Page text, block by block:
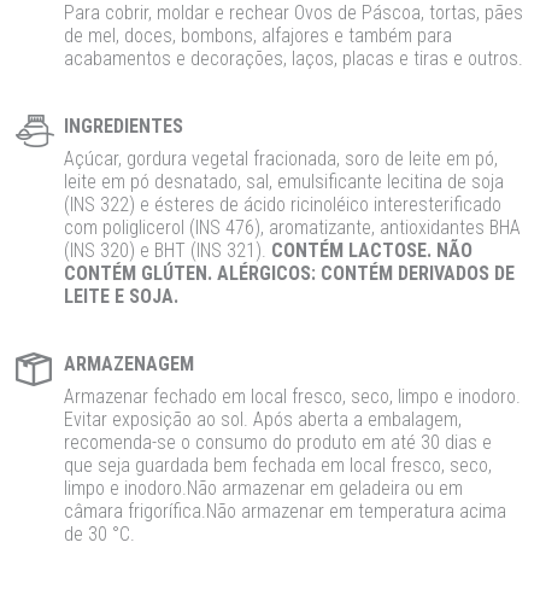
Para cobrir, moldar e rechear Ovos de Páscoa, tortas, pães
de mel, doces, bombons, alfajores e também para
acabamentos e decorações, laços, placas e tiras e outros.
INGREDIENTES
Açúcar, gordura vegetal fracionada, soro de leite em pó,
leite em pó desnatado, sal, emulsificante lecitina de soja
(INS 322) e ésteres de ácido ricinoléico interesterificado
com poliglicerol (INS 476), aromatizante, antioxidantes BHA
(INS 320) e BHT (INS 321). CONTÉM LACTOSE. NÃO
CONTÉM GLÚTEN. ALÉRGICOS: CONTÉM DERIVADOS DE
LEITE E SOJA.
ARMAZENAGEM
Armazenar fechado em local fresco, seco, limpo e inodoro.
Evitar exposição ao sol. Após aberta a embalagem,
recomenda-se o consumo do produto em até 30 dias e
que seja guardada bem fechada em local fresco, seco,
limpo e inodoro.Não armazenar em geladeira ou em
câmara frigorífica.Não armazenar em temperatura acima
de 30 °C.